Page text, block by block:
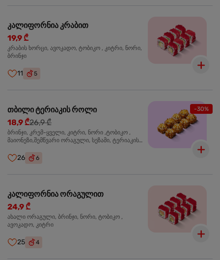
კალიფორნია კრაბით
19,9 ₾
კრაბის ხორცი, ავოკადო, ტობიკო , კიტრი, ნორი,
ბრინჯი
11 5
-30%
თბილი ტერიაკის როლი
18,9 ₾26,9 ₾
ბრინჯი, კრემ-ყველი, კიტრი, ნორი ,ტობიკო ,
მაიონეზი,შემწვარი ორაგული, სეზამი, ტერიაკის
26 6
კალიფორნია ორაგულით
24,9 ₾
ახალი ორაგული, ბრინჯი, ნორი, ტობიკო ,
ავოკადო, კიტრი
25 4